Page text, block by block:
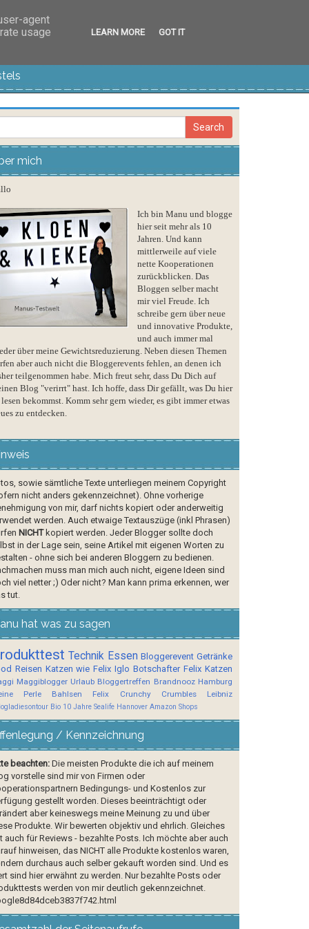
mich
Ich bin Manu und blogge
hier seit mehr als 10
Jahren. Und kann
mittlerweile auf viele
nette Kooperationen
zurückblicken. Das
Bloggen selber macht
mir viel Freude. Ich
schreibe gern über neue
und innovative Produkte,
und auch immer mal
über meine Gewichtsreduzierung. Neben diesen Themen
aber auch nicht die Bloggerevents fehlen, an denen ich
teilgenommen habe. Mich freut sehr, dass Du Dich auf
Blog "verirrt" hast. Ich hoffe, dass Dir gefällt, was Du hier
bekommst. Komm sehr gern wieder, es gibt immer etwas
zu entdecken.
sowie sämtliche Texte unterliegen meinem Copyright
nicht anders gekennzeichnet). Ohne vorherige
von mir, darf nichts kopiert oder anderweitig
werden. Auch etwaige Textauszüge (inkl Phrasen)
NICHTkopiert werden. Jeder Blogger sollte doch
in der Lage sein, seine Artikel mit eigenen Worten zu
- ohne sich bei anderen Bloggern zu bedienen.
muss man mich auch nicht, eigene Ideen sind
viel netter ;) Oder nicht? Man kann prima erkennen, wer
tut.
hat was zu sagen
Technik Essen Bloggerevent Getränke
Reisen Katzen wie Felix Iglo Botschafter Felix Katzen
Maggiblogger Urlaub Bloggertreffen Brandnooz Hamburg
Perle
Bahlsen Felix Crunchy Crumbles Leibniz
Bio 10 Jahre Sealife Hannover Amazon Shops
/ Kennzeichnung
beachten:Die meisten Produkte die ich auf meinem
vorstelle sind mir von Firmen oder
Bedingungs- und Kostenlos zur
gestellt worden. Dieses beeinträchtigt oder
aber keineswegs meine Meinung zu und über
Produkte. Wir bewerten objektiv und ehrlich. Gleiches
auch für Reviews - bezahlte Posts. Ich möchte aber auch
hinweisen, das NICHT alle Produkte kostenlos waren,
durchaus auch selber gekauft worden sind. Und es
sind hier erwähnt zu werden. Nur bezahlte Posts oder
werden von mir deutlich gekennzeichnet.
agent
usage
LEARN MORE GOT IT